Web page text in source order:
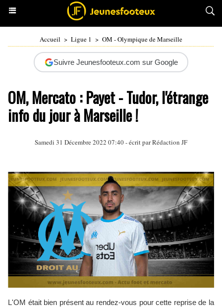
Accueil > Ligue 1 > OM - Olympique de Marseille
Suivre Jeunesfooteux.com sur Google
OM, Mercato : Payet - Tudor, l'étrange
info du jour à Marseille !
Samedi 31 Décembre 2022 07:40 - écrit par Rédaction JF
L'OM était bien présent au rendez-vous pour cette reprise de la